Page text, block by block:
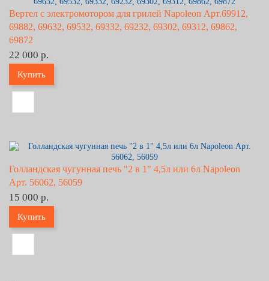
Вертел с электромотором для грилей Napoleon Арт.69912,
69882, 69632, 69532, 69332, 69232, 69302, 69312, 69862,
69872
22 000 р.
Купить
Голландская чугунная печь "2 в 1" 4,5л или 6л Napoleon
Арт. 56062, 56059
15 000 р.
Купить